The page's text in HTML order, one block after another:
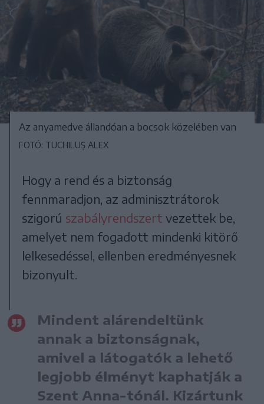
Az anyamedve állandóan a bocsok közelében van
FOTÓ: TUCHILUȘ ALEX
Hogy a rend és a biztonság
fennmaradjon, az adminisztrátorok
szigorú szabályrendszert vezettek be,
amelyet nem fogadott mindenki kitörő
lelkesedéssel, ellenben eredményesnek
bizonyult.
Mindent alárendeltünk
annak a biztonságnak,
amivel a látogatók a lehető
legjobb élményt kaphatják a
Szent Anna-tónál. Kizártunk